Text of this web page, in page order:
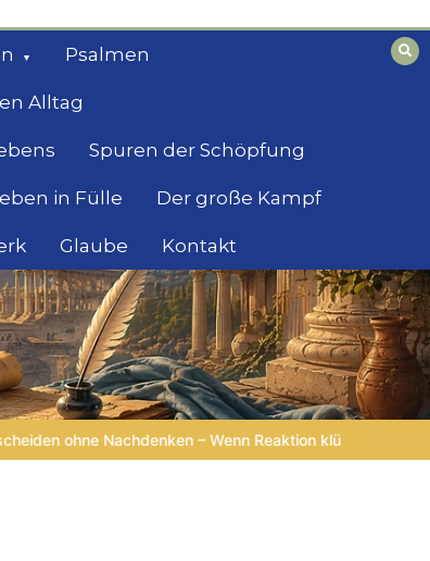
Psalmen
Alltag
Spuren der Schöpfung
in Fülle Der große Kampf
Glaube Kontakt
ist als Reflexion | 4.Serie: Die Weisheit im Tierreich